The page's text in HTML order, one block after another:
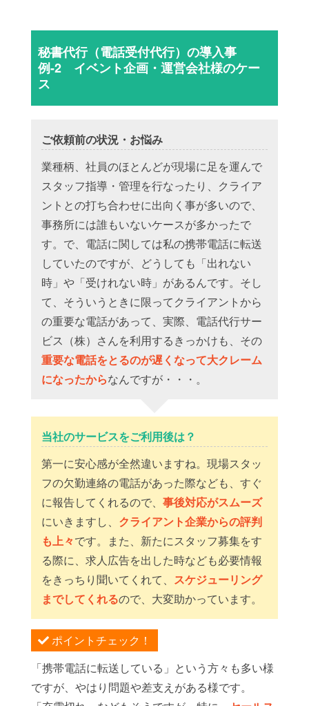
秘書代行（電話受付代行）の導入事
例-2 イベント企画・運営会社様のケー
ス
ご依頼前の状況・お悩み
業種柄、社員のほとんどが現場に足を運んで
スタッフ指導・管理を行なったり、クライア
ントとの打ち合わせに出向く事が多いので、
事務所には誰もいないケースが多かったで
す。で、電話に関しては私の携帯電話に転送
していたのですが、どうしても「出れない
時」や「受けれない時」があるんです。そし
て、そういうときに限ってクライアントから
の重要な電話があって、実際、電話代行サー
ビス（株）さんを利用するきっかけも、その
重要な電話をとるのが遅くなって大クレーム
になったからなんですが・・・。
当社のサービスをご利用後は？
第一に安心感が全然違いますね。現場スタッ
フの欠勤連絡の電話があった際なども、すぐ
に報告してくれるので、 事後対応がスムーズ
にいきますし、 クライアント企業からの評判
も上々です。また、新たにスタッフ募集をす
る際に、求人広告を出した時なども必要情報
をきっちり聞いてくれて、 スケジューリング
までしてくれるので、大変助かっています。
ポイントチェック！
「携帯電話に転送している」という方々も多い様
ですが、やはり問題や差支えがある様です。